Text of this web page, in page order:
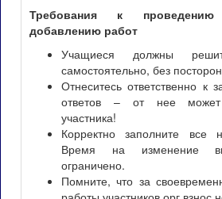
Требования к
добавлению работ
Учащиеся должны
самостоятельно, без
Отнеситесь ответственно к
ответов – от нее может
участника!
Корректно заполните все
Время на изменение
ограничено.
Помните, что за